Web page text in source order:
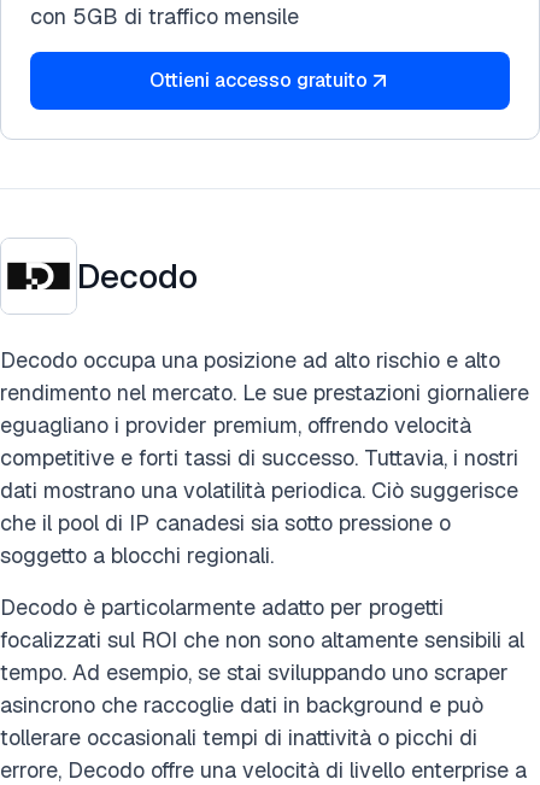
con 5GB di traffico mensile
Ottieni accesso gratuito
Decodo
Decodo occupa una posizione ad alto rischio e alto
rendimento nel mercato. Le sue prestazioni giornaliere
eguagliano i provider premium, offrendo velocità
competitive e forti tassi di successo. Tuttavia, i nostri
dati mostrano una volatilità periodica. Ciò suggerisce
che il pool di IP canadesi sia sotto pressione o
soggetto a blocchi regionali.
Decodo è particolarmente adatto per progetti
focalizzati sul ROI che non sono altamente sensibili al
tempo. Ad esempio, se stai sviluppando uno scraper
asincrono che raccoglie dati in background e può
tollerare occasionali tempi di inattività o picchi di
errore, Decodo offre una velocità di livello enterprise a